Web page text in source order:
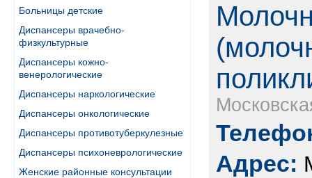
Больницы детские
Диспансеры врачебно-
физкультурные
Диспансеры кожно-
венерологические
Диспансеры наркологические
Диспансеры онкологические
Диспансеры противотуберкулезные
Диспансеры психоневрологические
Женские районные консультации
Адрес: